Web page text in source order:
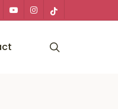
youtubeinstagram
tiktok